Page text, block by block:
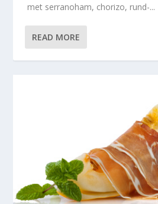
met serranoham, chorizo, rund-...
READ MORE